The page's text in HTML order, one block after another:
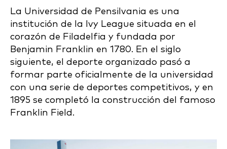
La Universidad de Pensilvania es una
institución de la Ivy League situada en el
corazón de Filadelfia y fundada por
Benjamin Franklin en 1780. En el siglo
siguiente, el deporte organizado pasó a
formar parte oficialmente de la universidad
con una serie de deportes competitivos, y en
1895 se completó la construcción del famoso
Franklin Field.